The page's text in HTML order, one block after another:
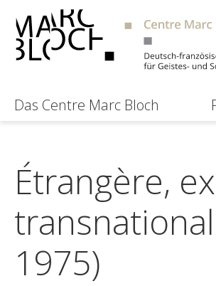
Das Centre Marc Bloch
Étrangère,
1975)